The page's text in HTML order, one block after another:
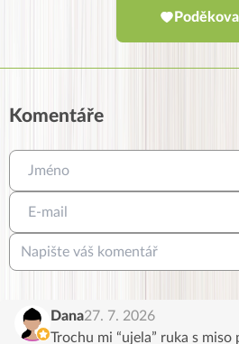
Komentáře
Dana27. 7. 2026
Trochu mi “ujela” ruka s miso